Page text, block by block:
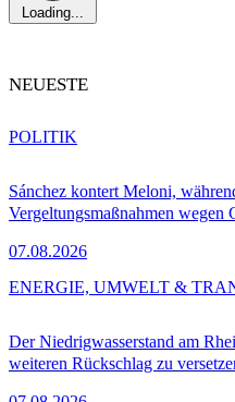
Loading...
NEUESTE
Sánchez kontert Meloni,
Vergeltungsmaßnahmen wegen
07.08.2026
POLITIK
Der Niedrigwasserstand am
weiteren Rückschlag zu
ENERGIE, UMWELT &